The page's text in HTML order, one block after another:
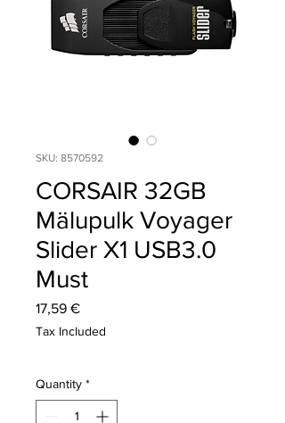
SKU: 8570592
CORSAIR 32GB
Mälupulk Voyager
Slider X1 USB3.0
Must
17,59 €Price
Tax Included
Quantity *